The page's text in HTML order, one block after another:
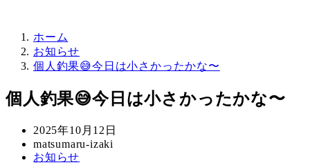
ホーム
お知らせ
個人釣果😅今日は小さかったかな〜
個人釣果😅今日は小さかったかな〜
投
稿
日
2025年10月12日
著
者
matsumaru-izaki
カ
お知らせ